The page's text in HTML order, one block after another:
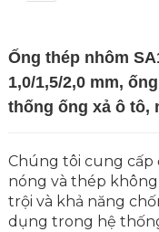
Ống thép nhôm
1,0/1,5/2,0 mm,
thống ống xả ô tô,
Chúng tôi cung
nóng và thép
trội và khả năng
dụng trong hệ